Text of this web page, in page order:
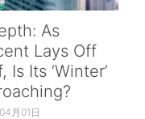
As
Lays Off
Is Its ‘Winter’
月01日